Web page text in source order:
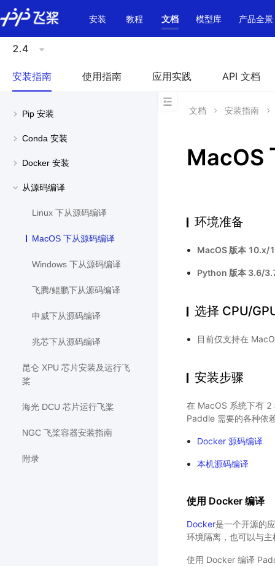
\u200E
安装
教程 文档 模型库 产品全景
2.4
安装指南 使用指南 应用实践 API 文档
Pip 安装
Conda 安装
Docker 安装
从源码编译
Linux 下从源码编译
MacOS 下从源码编译
Windows 下从源码编译
飞腾/鲲鹏下从源码编译
申威下从源码编译
兆芯下从源码编译
昆仑 XPU 芯片安装及运行飞
桨
海光 DCU 芯片运行飞桨
NGC 飞桨容器安装指南
附录
文档 安装指南
MacOS
环境准备
MacOS 版本 10.x/
Python 版本 3.6/
选择 CPU/
目前仅支持在
安装步骤
在 MacOS 系统下有
Paddle 需要的各种依
Docker 源码编译
本机源码编译
使用 Docker 编译
Docker是一个开源的
环境隔离，也可以与
使用 Docker 编译